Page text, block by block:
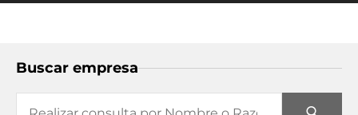
Buscar empresa